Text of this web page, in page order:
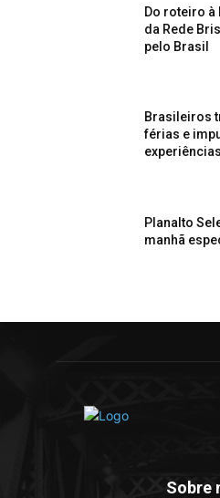
Do roteiro à
da Rede
pelo Brasil
Brasileiros
férias e
Planalto
manhã
Sobre